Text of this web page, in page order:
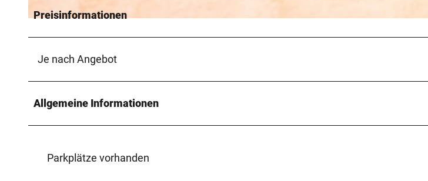
Preisinformationen
Je nach Angebot
Allgemeine Informationen
Parkplätze vorhanden